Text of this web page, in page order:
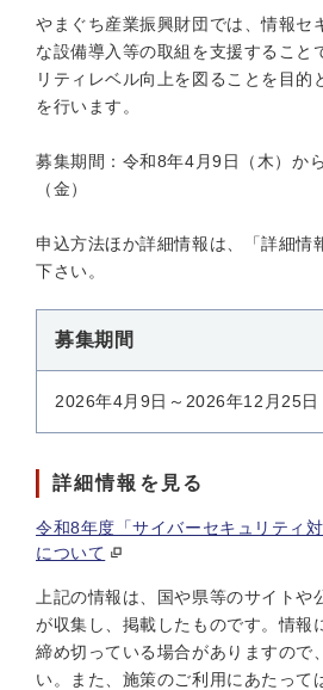
やまぐち産業振興財団では、情報セ
な設備導入等の取組を支援すること
リティレベル向上を図ることを目的
を行います。
募集期間：令和8年4月9日（木）か
（金）
申込方法ほか詳細情報は、「詳細情
下さい。
募集期間
2026年4月9日～2026年12月25日
詳細情報を見る
令和8年度「サイバーセキュリティ
について
上記の情報は、国や県等のサイト
が収集し、掲載したものです。情報
締め切っている場合がありますので
い。また、施策のご利用にあたって